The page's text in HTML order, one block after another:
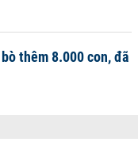
thêm 8.000 con, đã